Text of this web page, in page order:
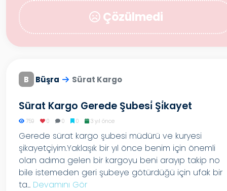
Çözülmedi
B Büşra Sürat Kargo
Sürat Kargo Gerede Şubesi̇ Şi̇kayet
759 0 0 0 3 yıl önce
Gerede sürat kargo şubesi müdürü ve kuryesi
şikayetçiyim.Yaklaşık bir yıl önce benim için önemli
olan adıma gelen bir kargoyu beni arayıp takip no
bile istemeden geri şubeye götürdüğü için ufak bir
ta... Devamını Gör